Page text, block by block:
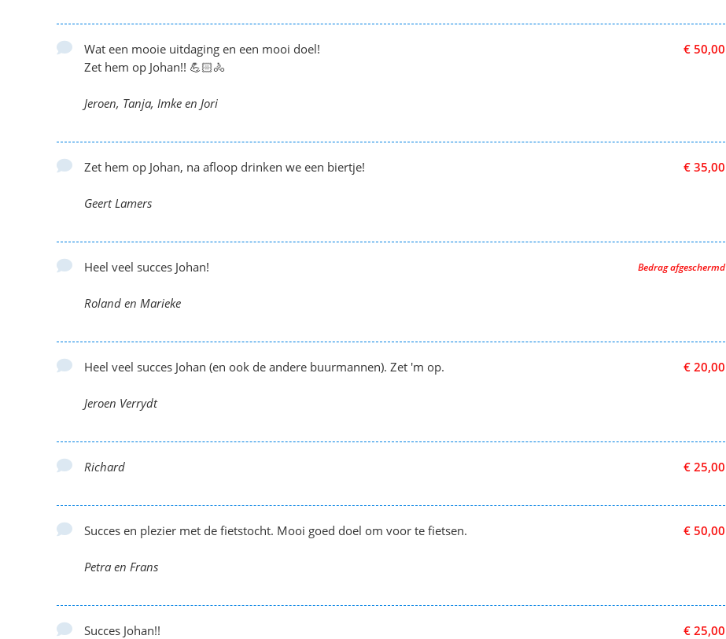
€ 50,00
Wat een mooie uitdaging en een mooi doel!
Zet hem op Johan!! 💪🏻🚴
Jeroen, Tanja, Imke en Jori
€ 35,00
Zet hem op Johan, na afloop drinken we een biertje!
Geert Lamers
Bedrag afgeschermd
Heel veel succes Johan!
Roland en Marieke
€ 20,00
Heel veel succes Johan (en ook de andere buurmannen). Zet 'm op.
Jeroen Verrydt
€ 25,00
Richard
€ 50,00
Succes en plezier met de fietstocht. Mooi goed doel om voor te fietsen.
Petra en Frans
€ 25,00
Succes Johan!!